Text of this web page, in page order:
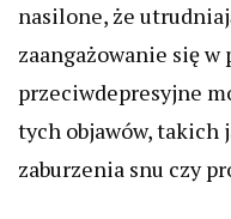
nasilone, że
zaangażowanie się
przeciwdepresyjne
tych objawów, takich
zaburzenia snu czy